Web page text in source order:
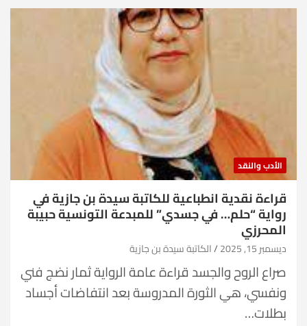
الأدب والنقد
قراءة نقدية انطباعية للكاتبة سيدة بن جازية في
رواية “حلم… في جسدي” للمبدعة التونسية حبيبة
المحرزي
ديسمبر 15, 2025 الكاتبة سيدة بن جازية
صراع الروح والجسد قراءة عامة الرواية ثمار نضج فني
ونفسي، هي الثورة المدروسة بعد انتفاضات أجساد
بطلات…